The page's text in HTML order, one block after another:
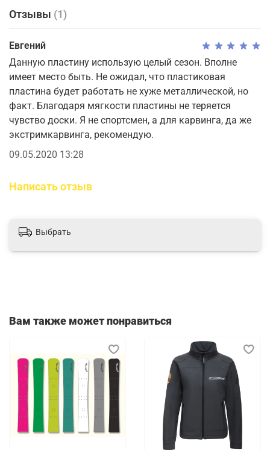
Отзывы (1)
Евгений
Данную пластину использую целый сезон. Вполне
имеет место быть. Не ожидал, что пластиковая
пластина будет работать не хуже металлической, но
факт. Благодаря мягкости пластины не теряется
чувство доски. Я не спортсмен, а для карвинга, да же
экстримкарвинга, рекомендую.
09.05.2020 13:28
Написать отзыв
Выбрать
Вам также может понравиться